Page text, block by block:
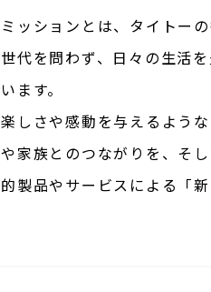
ミッションとは、タイトー
世代を問わず、日々の生活
います。
楽しさや感動を与えるよう
や家族とのつながりを、そ
的製品やサービスによる「